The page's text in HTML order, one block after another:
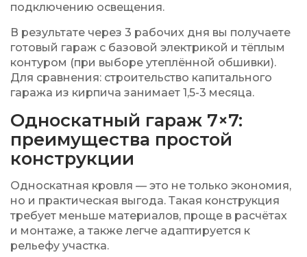
подключению освещения.
В результате через 3 рабочих дня вы получаете
готовый гараж с базовой электрикой и тёплым
контуром (при выборе утеплённой обшивки).
Для сравнения: строительство капитального
гаража из кирпича занимает 1,5-3 месяца.
Односкатный гараж 7×7:
преимущества простой
конструкции
Односкатная кровля — это не только экономия,
но и практическая выгода. Такая конструкция
требует меньше материалов, проще в расчётах
и монтаже, а также легче адаптируется к
рельефу участка.